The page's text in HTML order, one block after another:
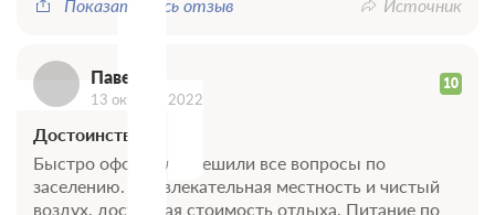
спондилит)
- внутрисуставные поражения колена, мениска
- остеохондроз бедра и таза юношеский
- остеохондроз позвоночника
Показать весь отзыв Источник
Павел 10
13 октября 2022
Достоинства
Быстро оформили, решили все вопросы по
заселению. Привлекательная местность и чистый
воздух, доступная стоимость отдыха. Питание по